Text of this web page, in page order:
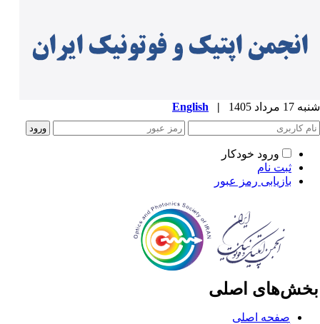
مرداد 1405 |
English
ورود خودکار
ثبت نام
بازیابی رمز عبور
اصلی
صفحه اصلی